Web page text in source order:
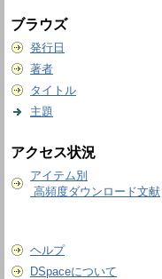
ブラウズ
発行日
著者
タイトル
主題
アクセス状況
アイテム別
高頻度ダウンロード文献
ヘルプ
DSpaceについて